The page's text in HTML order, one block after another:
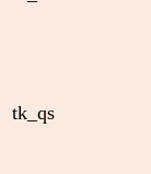
tk_qs